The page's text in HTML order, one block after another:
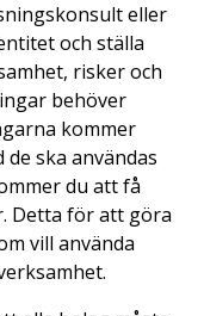
eller
och ställa
risker och
behöver
kommer
de ska användas
du att få
Detta för att göra
vill använda